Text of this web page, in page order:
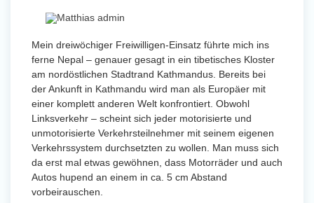
Mein dreiwöchiger Freiwilligen-Einsatz führte mich ins
ferne Nepal – genauer gesagt in ein tibetisches Kloster
am nordöstlichen Stadtrand Kathmandus. Bereits bei
der Ankunft in Kathmandu wird man als Europäer mit
einer komplett anderen Welt konfrontiert. Obwohl
Linksverkehr – scheint sich jeder motorisierte und
unmotorisierte Verkehrsteilnehmer mit seinem eigenen
Verkehrssystem durchsetzten zu wollen. Man muss sich
da erst mal etwas gewöhnen, dass Motorräder und auch
Autos hupend an einem in ca. 5 cm Abstand
vorbeirauschen.